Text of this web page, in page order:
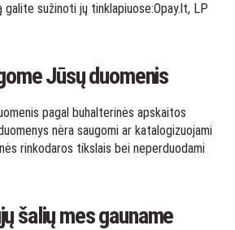
galite sužinoti jų tinklapiuose:Opay.lt, LP
Jūsų duomenis
pagal buhalterinės apskaitos
nėra saugomi ar katalogizuojami
rinkodaros tikslais bei neperduodami
šalių mes gauname